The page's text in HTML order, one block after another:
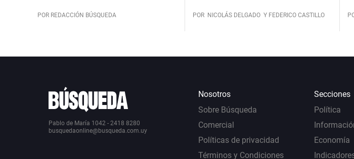
POR REDACCIÓN BÚSQUEDA POR NICOLÁS DELGADO Y FEDERICO CASTILLO
Pablo de María 1042 - 2418 8280
busquedaonline@busqueda.com.uy
Nosotros
Sobre Búsqueda
Comercial
Políticas de privacidad
Términos y Condiciones
Secciones
Política
Economía